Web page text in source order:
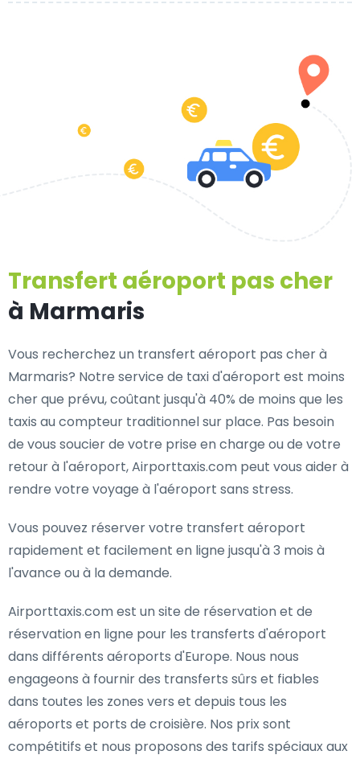
Transfert aéroport pas cher
à Marmaris
Vous recherchez un transfert aéroport pas cher à
Marmaris? Notre service de taxi d'aéroport est moins
cher que prévu, coûtant jusqu'à 40% de moins que les
taxis au compteur traditionnel sur place. Pas besoin
de vous soucier de votre prise en charge ou de votre
retour à l'aéroport, Airporttaxis.com peut vous aider à
rendre votre voyage à l'aéroport sans stress.
Vous pouvez réserver votre transfert aéroport
rapidement et facilement en ligne jusqu'à 3 mois à
l'avance ou à la demande.
Airporttaxis.com est un site de réservation et de
réservation en ligne pour les transferts d'aéroport
dans différents aéroports d'Europe. Nous nous
engageons à fournir des transferts sûrs et fiables
dans toutes les zones vers et depuis tous les
aéroports et ports de croisière. Nos prix sont
compétitifs et nous proposons des tarifs spéciaux aux